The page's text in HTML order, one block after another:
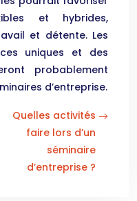
et hybrides,
et détente. Les
uniques et des
probablement
d’entreprise.
Quelles activités
faire lors d’un
séminaire
d’entreprise ?